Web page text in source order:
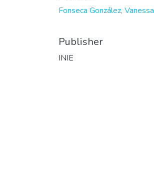
Fonseca González, Vanessa
Publisher
INIE